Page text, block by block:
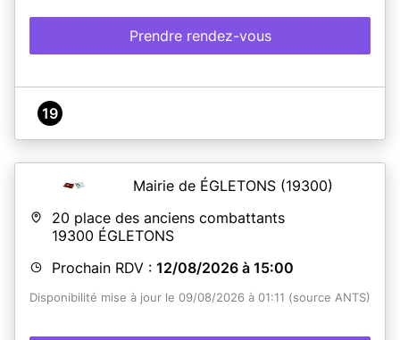
Prendre rendez-vous
19
Mairie de ÉGLETONS (19300)
20 place des anciens combattants
19300 ÉGLETONS
Prochain RDV : 12/08/2026 à 15:00
Disponibilité mise à jour le 09/08/2026 à 01:11 (source ANTS)